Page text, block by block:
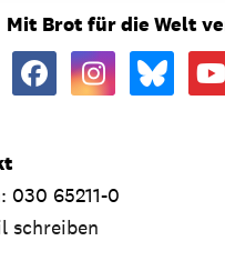
Mit Brot für die Welt
030 65211-0
schreiben